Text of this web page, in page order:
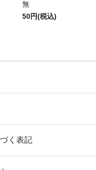
無
50円(税込)
く表記